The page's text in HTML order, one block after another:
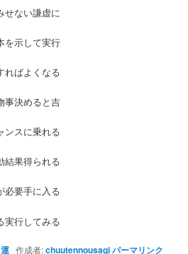
ない謙虚に
示して実行
ばよくなる
決めると吉
スに乗れる
果得られる
要手に入る
行してみる
作成者:chuutennousagiパーマリンク